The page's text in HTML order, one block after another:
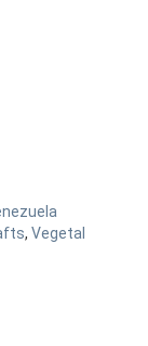
, Vegetal